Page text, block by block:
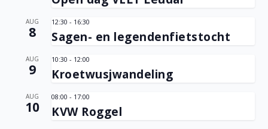
AUG
8
12:30 - 16:30
Sagen- en legendenfietstocht
AUG
9
10:30 - 12:00
Kroetwusjwandeling
AUG
10
08:00 - 17:00
KVW Roggel